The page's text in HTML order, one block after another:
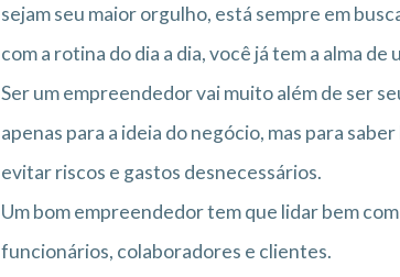
sejam seu maior orgulho, está sempre em
com a rotina do dia a dia, você já tem a alma
Ser um empreendedor vai muito além de ser
apenas para a ideia do negócio, mas para
evitar riscos e gastos desnecessários.
Um bom empreendedor tem que lidar bem
funcionários, colaboradores e clientes.